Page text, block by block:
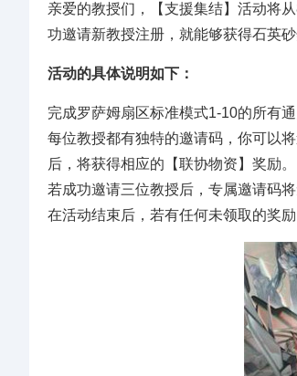
亲爱的教授们，【支援集结】活动将
功邀请新教授注册，就能够获得石英
活动的具体说明如下：
完成罗萨姆扇区标准模式1-10的所有
每位教授都有独特的邀请码，你可以
后，将获得相应的【联协物资】奖励。
若成功邀请三位教授后，专属邀请码
在活动结束后，若有任何未领取的奖